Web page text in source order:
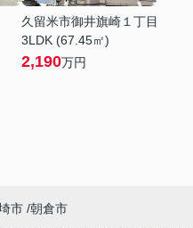
久留米市御井旗崎１丁目
3LDK (67.45㎡)
2,190万円
市 朝倉市